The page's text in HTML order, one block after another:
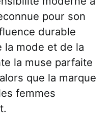
pour son
durable
la mode et de la
la muse parfaite
que la marque
femmes